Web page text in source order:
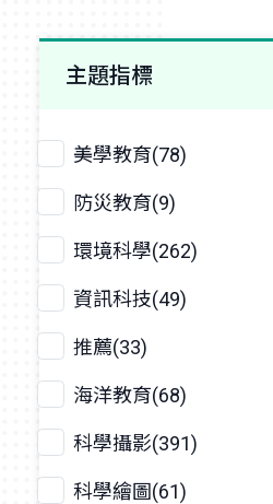
主題指標
美學教育(78)
防災教育(9)
環境科學(262)
資訊科技(49)
推薦(33)
海洋教育(68)
科學攝影(391)
科學繪圖(61)